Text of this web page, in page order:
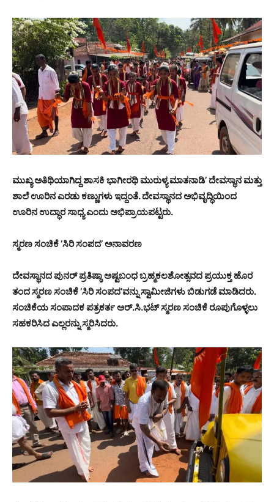
ಮುಖ್ಯ ಅತಿಥಿಯಾಗಿದ್ದ ಶಾಸಕಿ ಭಾಗೀರಥಿ ಮುರುಳ್ಯ ಮಾತನಾಡಿ’ ದೇವಸ್ಥಾನ ಮತ್ತು
ಶಾಲೆ ಊರಿನ ಎರಡು ಕಣ್ಣುಗಳು ಇದ್ದಂತೆ. ದೇವಸ್ಥಾನದ ಅಭಿವೃದ್ಧಿಯಿಂದ
ಊರಿನ ಉದ್ಧಾರ ಸಾಧ್ಯ ಎಂದು ಅಭಿಪ್ರಾಯಪಟ್ಟರು.
ಸ್ಮರಣ ಸಂಚಿಕೆ ’ಸಿರಿ ಸಂಪದ’ ಅನಾವರಣ
ದೇವಸ್ಥಾನದ ಪುನರ್ ಪ್ರತಿಷ್ಠಾ ಅಷ್ಟಬಂಧ ಬ್ರಹ್ಮಕಲಶೋತ್ಸವದ ಪ್ರಯುಕ್ತ ಹೊರ
ತಂದ ಸ್ಮರಣ ಸಂಚಿಕೆ ’ಸಿರಿ ಸಂಪದ’ವನ್ನು ಸ್ವಾಮೀಜಿಗಳು ಬಿಡುಗಡೆ ಮಾಡಿದರು.
ಸಂಚಿಕೆಯ ಸಂಪಾದಕ ಪತ್ರಕರ್ತ ಅರ್.ಸಿ.ಭಟ್ ಸ್ಮರಣ ಸಂಚಿಕೆ ರೂಪುಗೊಳ್ಳಲು
ಸಹಕರಿಸಿದ ಎಲ್ಲರನ್ನು ಸ್ಮರಿಸಿದರು.